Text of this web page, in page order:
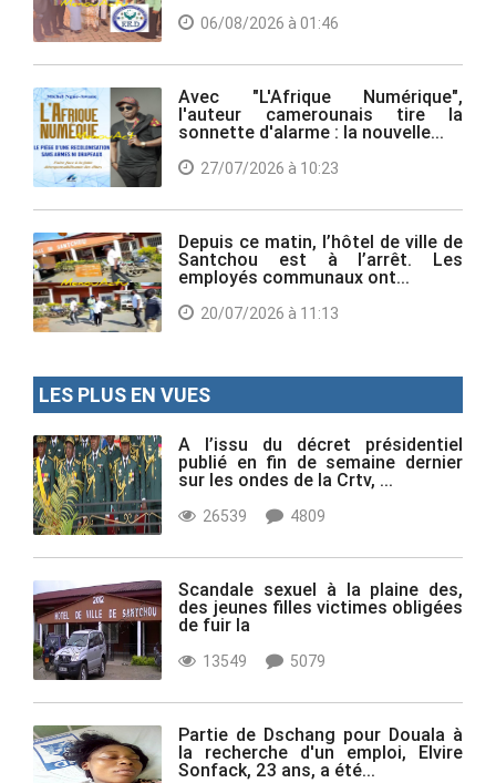
06/08/2026 à 01:46
Avec "L'Afrique Numérique",
l'auteur camerounais tire la
sonnette d'alarme : la nouvelle...
27/07/2026 à 10:23
Depuis ce matin, l’hôtel de ville de
Santchou est à l’arrêt. Les
employés communaux ont...
20/07/2026 à 11:13
LES PLUS EN VUES
A l’issu du décret présidentiel
publié en fin de semaine dernier
sur les ondes de la Crtv, ...
26539 4809
Scandale sexuel à la plaine des,
des jeunes filles victimes obligées
de fuir la
13549 5079
Partie de Dschang pour Douala à
la recherche d'un emploi, Elvire
Sonfack, 23 ans, a été...